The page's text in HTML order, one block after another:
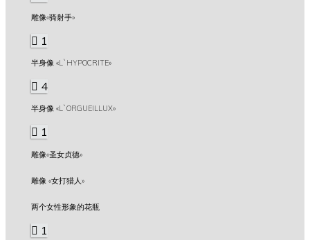
雕像«骑射手»
1
半身像 «L`HYPOCRITE»
4
半身像 «L`ORGUEILLUX»
1
雕像«圣女贞德»
雕像 «女打猎人»
两个女性形象的花瓶
1